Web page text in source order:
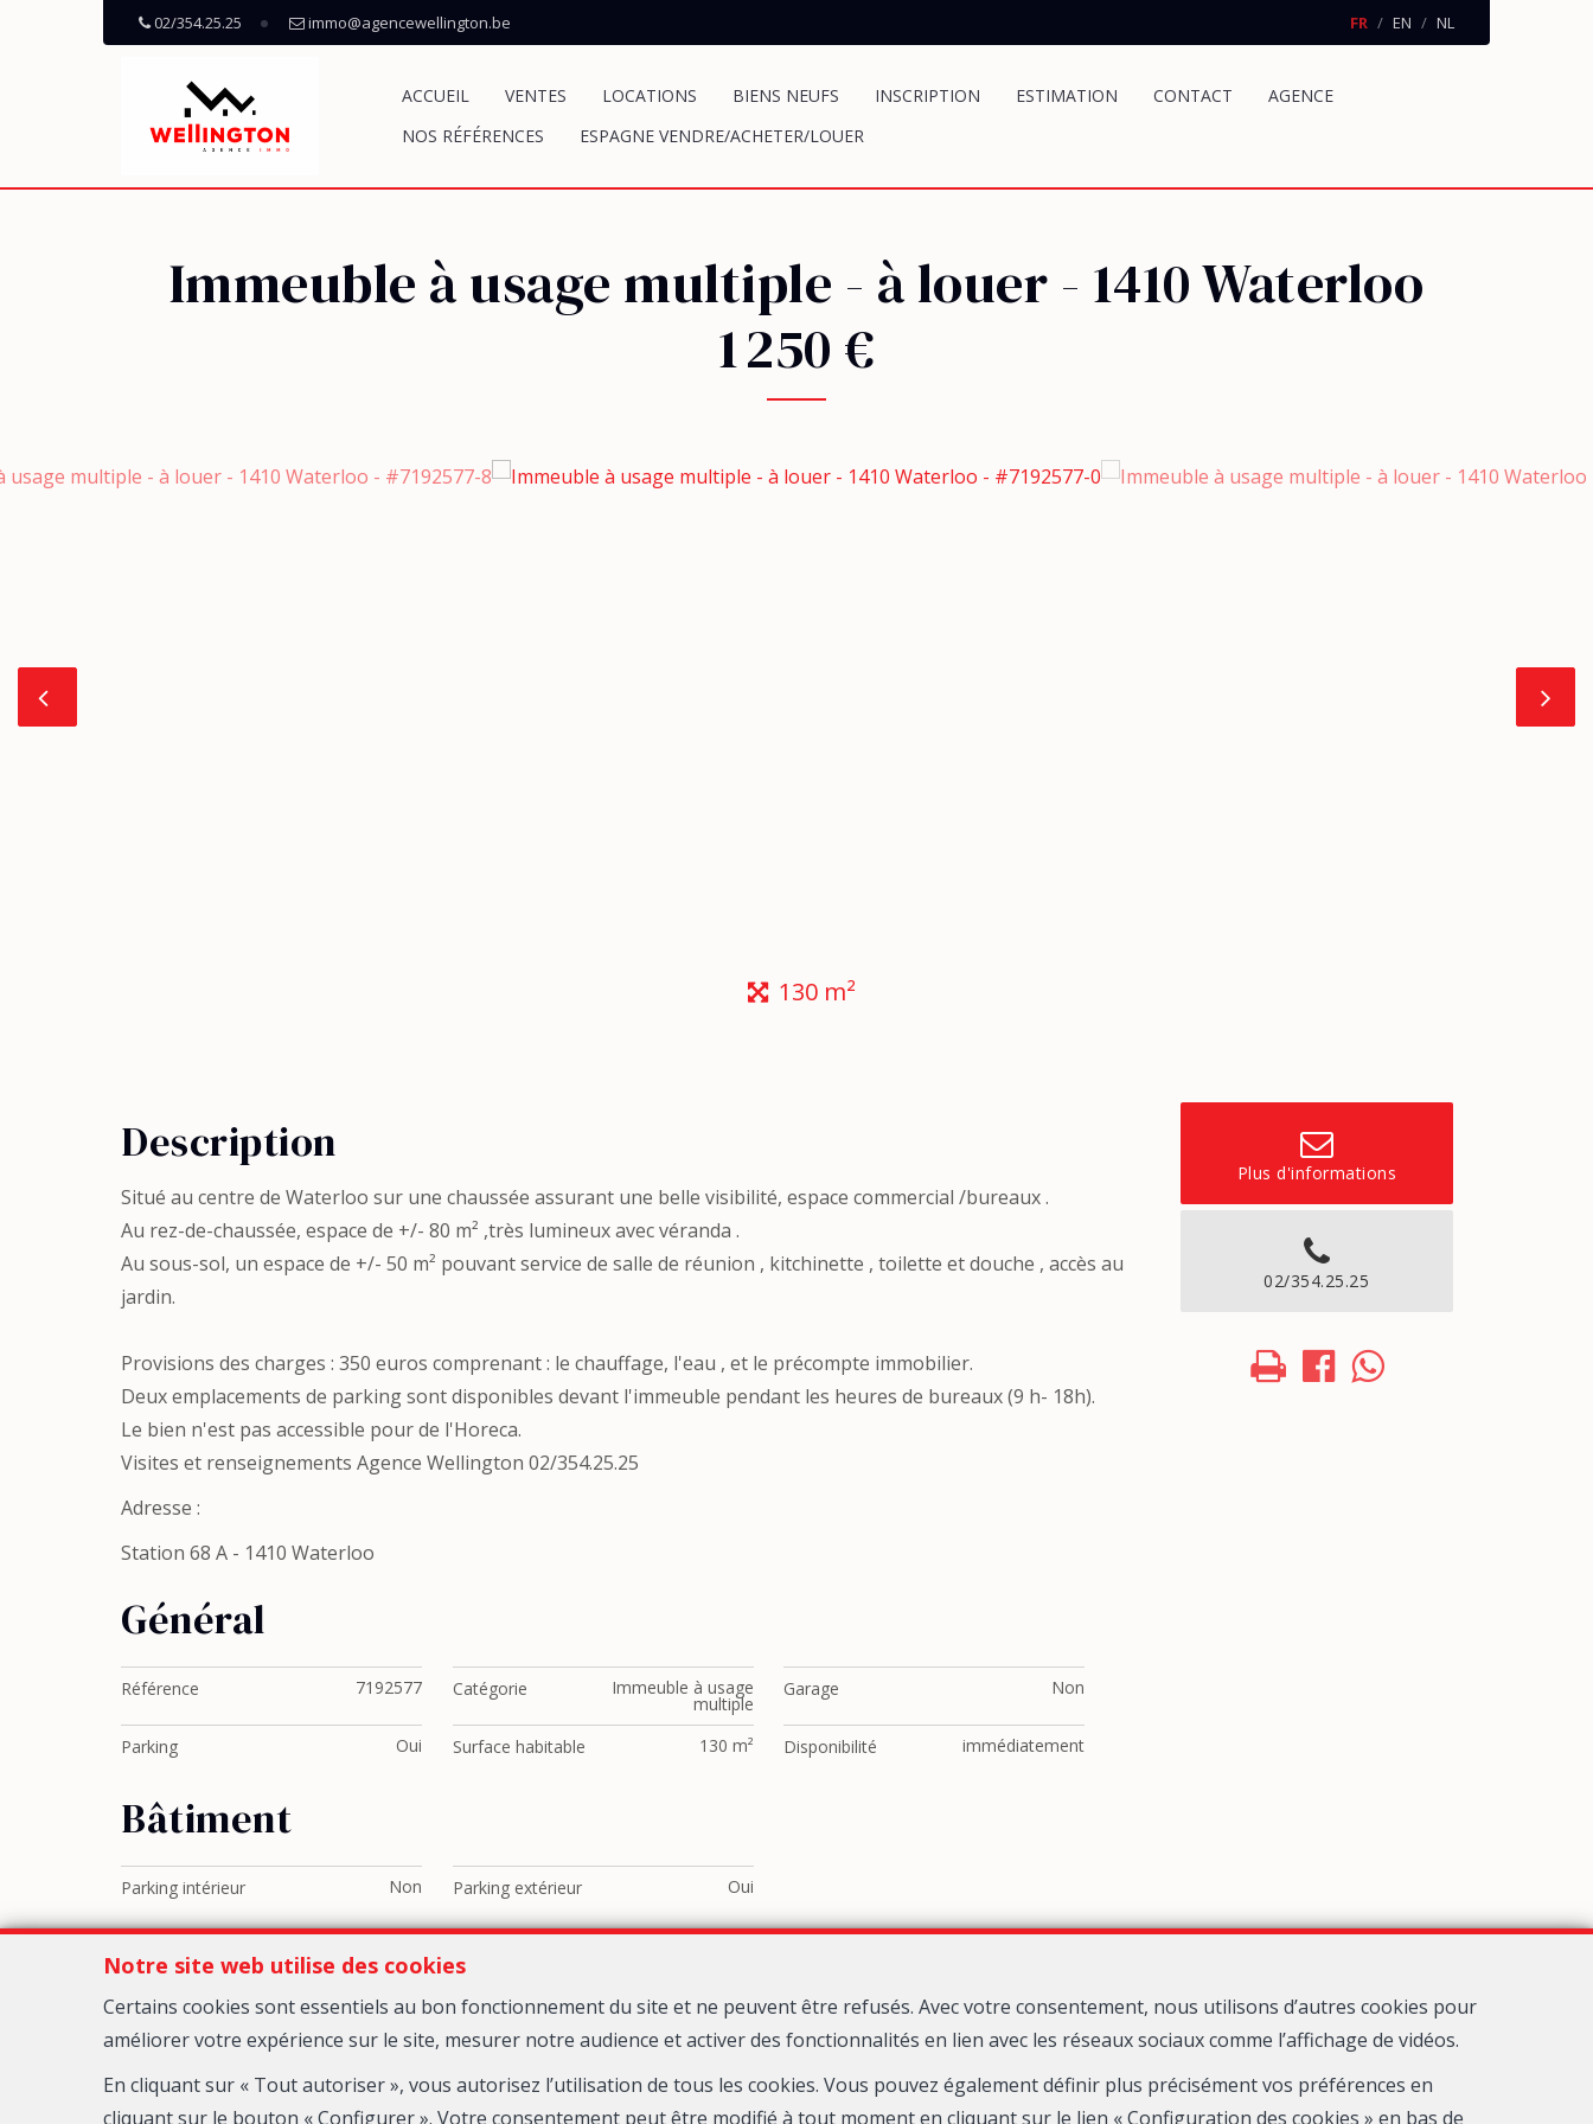
02/354.25.25 immo@agencewellington.be FR EN NL
ACCUEIL VENTES LOCATIONS BIENS NEUFS INSCRIPTION ESTIMATION CONTACT
AGENCE
NOS RÉFÉRENCES
ESPAGNE VENDRE/ACHETER/LOUER
Immeuble à usage multiple - à louer - 1410 Waterloo
1 250 €
130 m²
Description
Situé au centre de Waterloo sur une chaussée assurant une belle visibilité, espace commercial /bureaux .
Au rez-de-chaussée, espace de +/- 80 m² ,très lumineux avec véranda .
Au sous-sol, un espace de +/- 50 m² pouvant service de salle de réunion , kitchinette , toilette et douche , accès au
jardin.
Provisions des charges : 350 euros comprenant : le chauffage, l'eau , et le précompte immobilier.
Deux emplacements de parking sont disponibles devant l'immeuble pendant les heures de bureaux (9 h- 18h).
Le bien n'est pas accessible pour de l'Horeca.
Visites et renseignements Agence Wellington 02/354.25.25
Adresse :
Station 68 A - 1410 Waterloo
Général
Référence 7192577 Catégorie Immeuble à usage
multiple
Garage Non
Parking Oui Surface habitable 130 m² Disponibilité immédiatement
Bâtiment
Parking intérieur Non Parking extérieur Oui
Plus d'informations
02/354.25.25
Localiser sur la carte
Notre site web utilise des cookies
Certains cookies sont essentiels au bon fonctionnement du site et ne peuvent être refusés. Avec votre consentement, nous utilisons d’autres cookies pour
améliorer votre expérience sur le site, mesurer notre audience et activer des fonctionnalités en lien avec les réseaux sociaux comme l’affichage de vidéos.
En cliquant sur « Tout autoriser », vous autorisez l’utilisation de tous les cookies. Vous pouvez également définir plus précisément vos préférences en
cliquant sur le bouton « Configurer ». Votre consentement peut être modifié à tout moment en cliquant sur le lien « Configuration des cookies » en bas de
Agence Wellington Rue de la Station 7 Boîte 2
1410 Brabant Wallon